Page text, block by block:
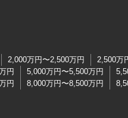
2,000万円〜2,500万円 2,500万
円 5,000万円〜5,500万円
円 8,000万円〜8,500万円